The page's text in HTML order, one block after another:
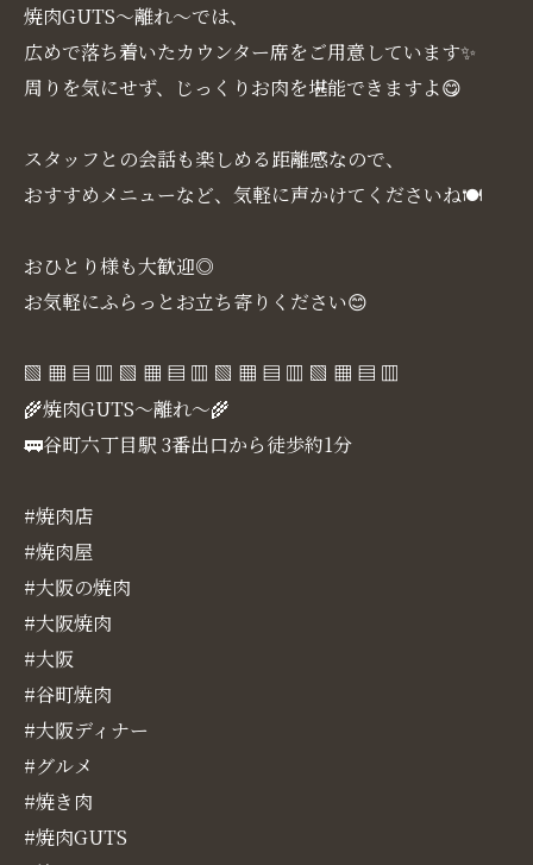
焼肉GUTS～離れ～では、
広めで落ち着いたカウンター席をご用意しています✨
周りを気にせず、じっくりお肉を堪能できますよ😋
スタッフとの会話も楽しめる距離感なので、
おすすめメニューなど、気軽に声かけてくださいね🍽️
おひとり様も大歓迎◎
お気軽にふらっとお立ち寄りください😊
▧ ▦ ▤ ▥ ▧ ▦ ▤ ▥ ▧ ▦ ▤ ▥ ▧ ▦ ▤ ▥
🌾焼肉GUTS～離れ～🌾
🚃谷町六丁目駅 3番出口から徒歩約1分
#焼肉店
#焼肉屋
#大阪の焼肉
#大阪焼肉
#大阪
#谷町焼肉
#大阪ディナー
#グルメ
#焼き肉
#焼肉GUTS